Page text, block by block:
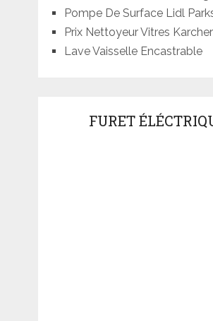
Pompe De Surface Lidl
Prix Nettoyeur Vitres Karcher
Lave Vaisselle Encastrable
FURET